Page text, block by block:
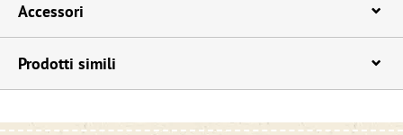
Accessori
Prodotti simili